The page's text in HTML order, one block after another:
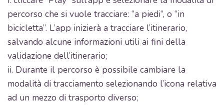
percorso che si vuole tracciare: “a piedi“, o “in
bicicletta”. L’app inizierà a tracciare l’itinerario,
salvando alcune informazioni utili ai fini della
validazione dell’itinerario;
ii. Durante il percorso è possibile cambiare la
modalità di tracciamento selezionando l’icona relativa
ad un mezzo di trasporto diverso;